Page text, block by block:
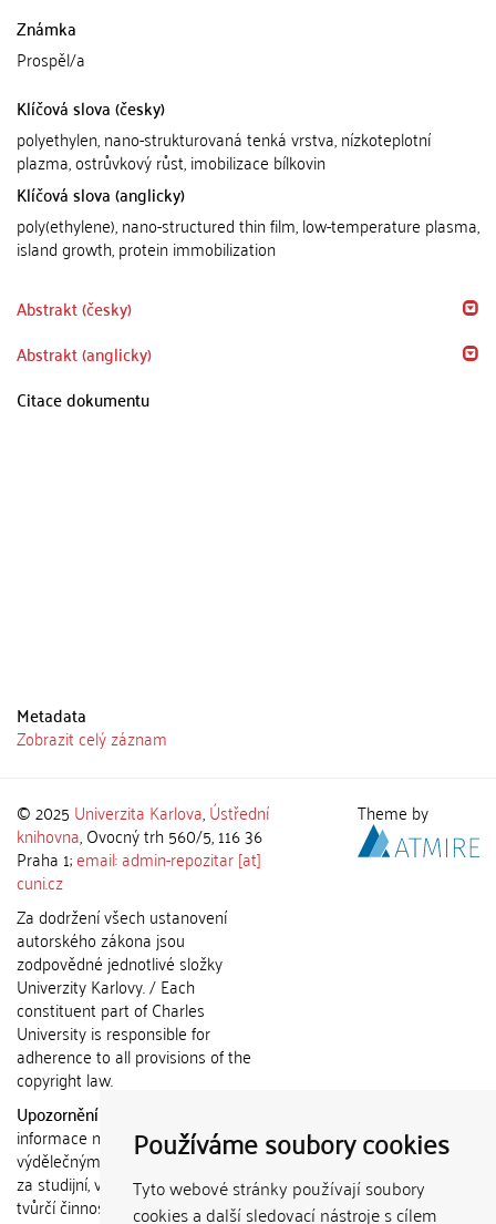
Používáme soubory cookies
Tyto webové stránky používají soubory
cookies a další sledovací nástroje s cílem
Známka
Prospěl/a
Klíčová slova (česky)
polyethylen, nano-strukturovaná tenká vrstva, nízkoteplotní
plazma, ostrůvkový růst, imobilizace bílkovin
Klíčová slova (anglicky)
poly(ethylene), nano-structured thin film, low-temperature plasma,
island growth, protein immobilization
Abstrakt (česky)
Abstrakt (anglicky)
Citace dokumentu
Metadata
Zobrazit celý záznam
© 2025 Univerzita Karlova,Ústřední
knihovna, Ovocný trh 560/5, 116 36
Praha 1;email: admin-repozitar [at]
cuni.cz
Za dodržení všech ustanovení
autorského zákona jsou
zodpovědné jednotlivé složky
Univerzity Karlovy. / Each
constituent part of Charles
University is responsible for
adherence to all provisions of the
copyright law.
Upozornění / Notice:
informace nemohou být použity k
výdělečným účelům nebo vydávány
za studijní, vědeckou nebo jinou
tvůrčí činnost jiné osoby než autora.
Theme by